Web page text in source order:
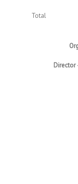
Total
Director